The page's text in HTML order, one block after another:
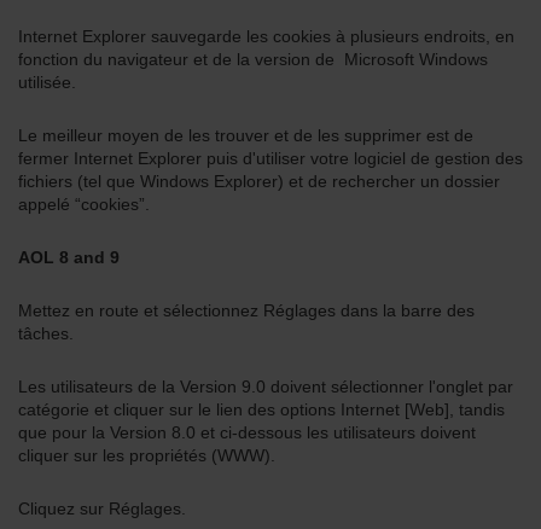
Internet Explorer sauvegarde les cookies à plusieurs endroits, en
fonction du navigateur et de la version de Microsoft Windows
utilisée.
Le meilleur moyen de les trouver et de les supprimer est de
fermer Internet Explorer puis d'utiliser votre logiciel de gestion des
fichiers (tel que Windows Explorer) et de rechercher un dossier
appelé “cookies”.
AOL 8 and 9
Mettez en route et sélectionnez Réglages dans la barre des
tâches.
Les utilisateurs de la Version 9.0 doivent sélectionner l'onglet par
catégorie et cliquer sur le lien des options Internet [Web], tandis
que pour la Version 8.0 et ci-dessous les utilisateurs doivent
cliquer sur les propriétés (WWW).
Cliquez sur Réglages.